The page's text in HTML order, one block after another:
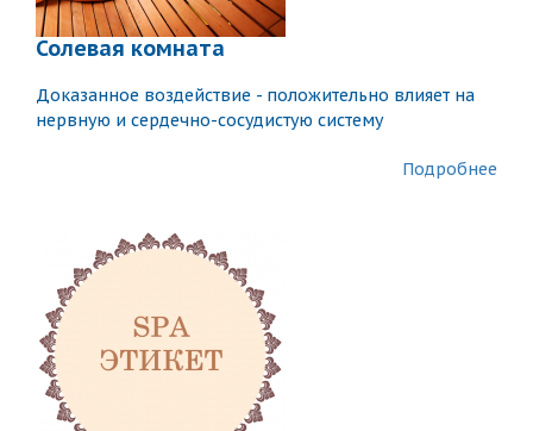
Солевая комната
Доказанное воздействие - положительно влияет на
нервную и сердечно-сосудистую систему
Подробнее